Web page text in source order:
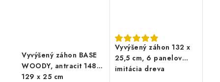
Vyvýšený záhon BASE
WOODY, antracit 148 x
129 x 25 cm
Vyvýšený záhon 132 x
25,5 cm, 6 panelov
imitácia dreva